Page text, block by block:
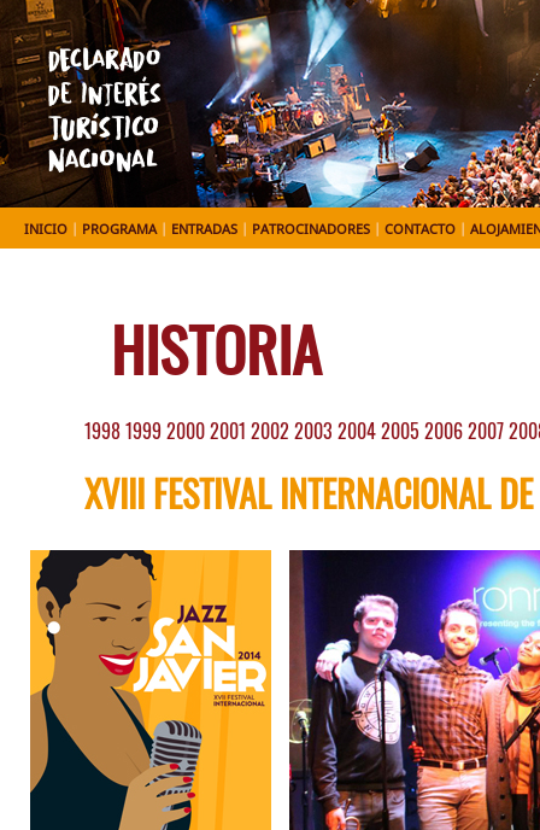
INICIO | PROGRAMA| ENTRADAS | PATROCINADORES | CONTACTO |
HISTORIA
1998199920002001 2002 2003 20042005 20062007
XVIII FESTIVAL INTERNACIONAL